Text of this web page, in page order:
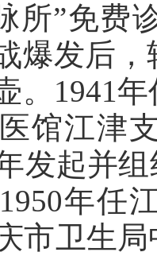
所”免费
爆发后
。1941
馆江津
发起并
年任
市卫生